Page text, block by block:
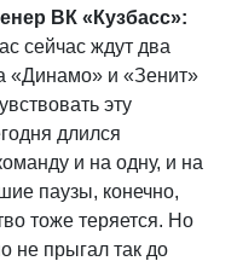
ВК «Кузбасс»:
сейчас ждут два
«Динамо» и «Зенит»
эту
длился
и на одну, и на
паузы, конечно,
тоже теряется. Но
не прыгал так до